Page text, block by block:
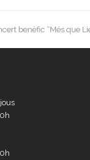
benèfic “Més que